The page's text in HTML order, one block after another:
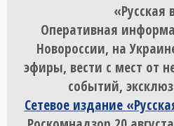
«Русская
Оперативная
Новороссии, на
эфиры, вести с мест от
событий,
Сетевое издание